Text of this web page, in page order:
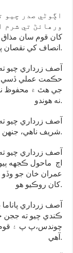
اڳوڻي صدر چيو
کان قوم سان مذاق
انصاف کي نقصان پهتو آهي.
حڪمت عملي ڏسي
جي هٿ ۾ محفوظ
نه هوندو.
آصف زرداري چيو
شريف ناهي، جنهن جو اصل چهرو سامهون اچي ويو آهي.
آصف زرداري چيو
اڄ ماحول ڪجهه
عمران خان جو
کان روڪيو هو.
آصف زرداري
ڪندي چيو ته
چوندس،پ پ ۽ قوم
آهي.